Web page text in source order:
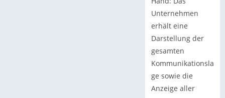
Unternehmen
erhält eine
Darstellung der
gesamten
Kommunikationsla
ge sowie die
Anzeige aller